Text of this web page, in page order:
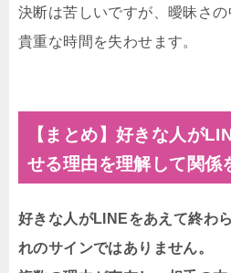
決断は苦しいですが、曖昧さ
貴重な時間を失わせます。
【まとめ】好きな人が
せる理由を理解して関係
好きな人がLINEをあえて終わ
れのサインではありません。